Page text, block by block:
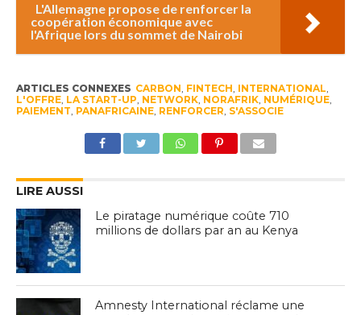
L'Allemagne propose de renforcer la
coopération économique avec
l'Afrique lors du sommet de Nairobi
ARTICLES CONNEXES CARBON, FINTECH, INTERNATIONAL,
L'OFFRE, LA START-UP, NETWORK, NORAFRIK, NUMÉRIQUE,
PAIEMENT, PANAFRICAINE, RENFORCER, S'ASSOCIE
LIRE AUSSI
Le piratage numérique coûte 710
millions de dollars par an au Kenya
Amnesty International réclame une